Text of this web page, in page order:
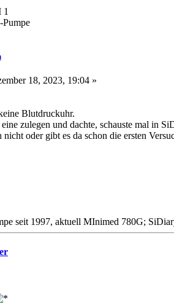
1
Pumpe
18, 2023, 19:04 »
Blutdruckuhr.
zulegen und dachte, schauste mal in
oder gibt es da schon die ersten
seit 1997, aktuell MInimed 780G;